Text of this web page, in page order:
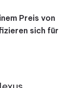
Preis von
sich für